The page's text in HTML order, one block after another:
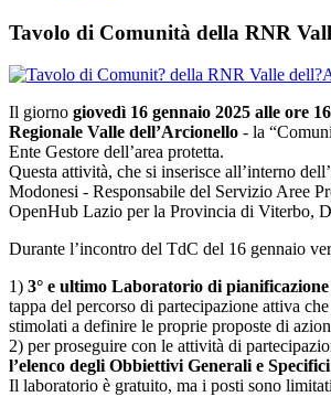
Tavolo di Comunità della RNR
Il giorno giovedì 16 gennaio 2025 alle ore
Regionale Valle dell’Arcionello - la
Ente Gestore dell’area protetta.
Questa attività, che si inserisce all’interno
Modonesi - Responsabile del Servizio Aree
OpenHub Lazio per la Provincia di Viterbo,
Durante l’incontro del TdC del 16 gennaio
1) 3° e ultimo Laboratorio di
tappa del percorso di partecipazione attiva
stimolati a definire le proprie proposte di
2) per proseguire con le attività di
l’elenco degli Obbiettivi Generali e
Il laboratorio è gratuito, ma i posti sono